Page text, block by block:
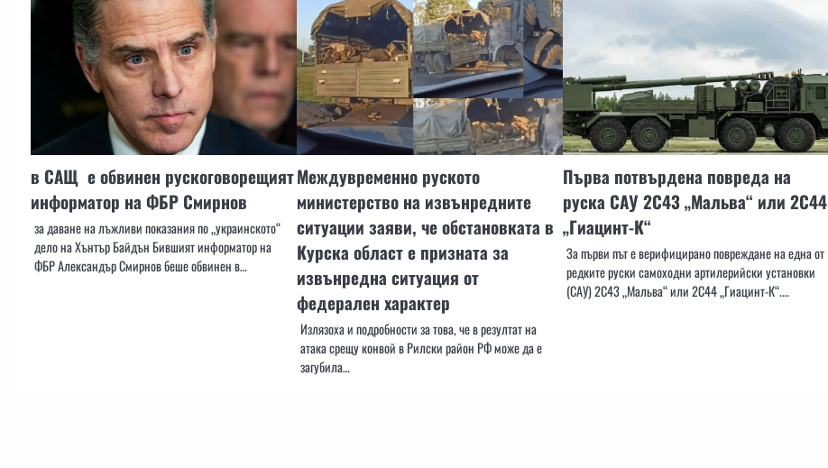
в САЩ е обвинен рускоговорещият
информатор на ФБР Смирнов
за даване на лъжливи показания по „украинското“
дело на Хънтър Байдън Бившият информатор на
ФБР Александър Смирнов беше обвинен в…
Междувременно руското
министерство на извънредните
ситуации заяви, че обстановката в
Курска област е призната за
извънредна ситуация от
федерален характер
Излязоха и подробности за това, че в резултат на
атака срещу конвой в Рилски район РФ може да е
загубила…
Първа потвърдена повреда на
руска САУ 2С43 „Мальва“ или 2С44
„Гиацинт-К“
За първи път е верифицирано повреждане на една от
редките руски самоходни артилерийски установки
(САУ) 2С43 „Мальва“ или 2С44 „Гиацинт-К“.…